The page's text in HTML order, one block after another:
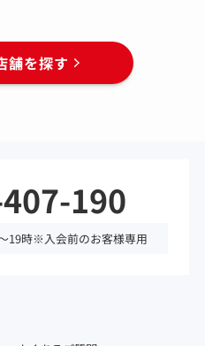
舗を探す
190
19時※入会前のお客様専用